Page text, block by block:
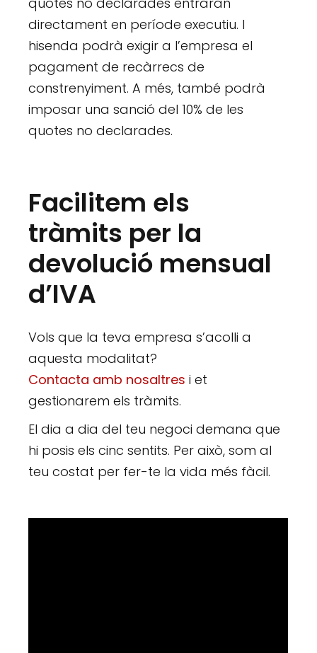
directament en període executiu. I
hisenda podrà exigir a l’empresa el
pagament de recàrrecs de
constrenyiment. A més, també podrà
imposar una sanció del 10% de les
quotes no declarades.
Facilitem els
tràmits per la
devolució mensual
d’IVA
Vols que la teva empresa s’acolli a
aquesta modalitat?
Contacta amb nosaltres i et
gestionarem els tràmits.
El dia a dia del teu negoci demana que
hi posis els cinc sentits. Per això, som al
teu costat per fer-te la vida més fàcil.